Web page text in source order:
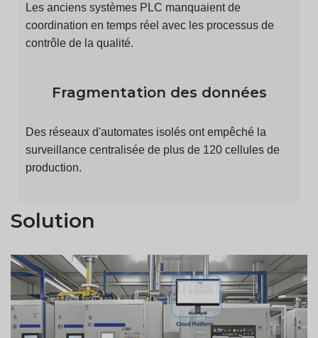
Les anciens systèmes PLC manquaient de
coordination en temps réel avec les processus de
contrôle de la qualité.
Fragmentation des données
Des réseaux d'automates isolés ont empêché la
surveillance centralisée de plus de 120 cellules de
production.
Solution